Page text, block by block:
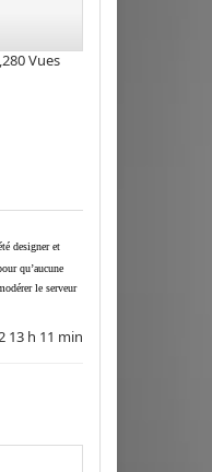
Vues
designer et
qu’aucune
le serveur
13 h 11 min